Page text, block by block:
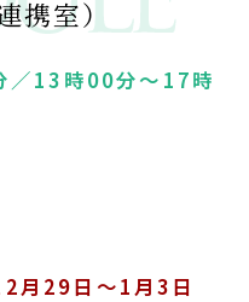
携室）
／13時00分～17時
月29日～1月3日